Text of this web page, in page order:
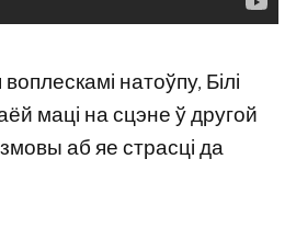
натоўпу, Білі
маці на сцэне ў другой
аб яе страсці да